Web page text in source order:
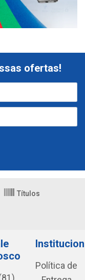
ofertas!
Títulos
Política de